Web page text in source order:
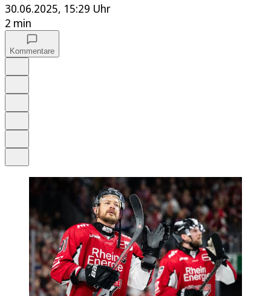
30.06.2025, 15:29 Uhr
2 min
Kommentare